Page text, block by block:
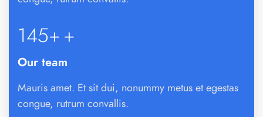
145++
Our team
Mauris amet. Et sit dui, nonummy metus et egestas
congue, rutrum convallis.